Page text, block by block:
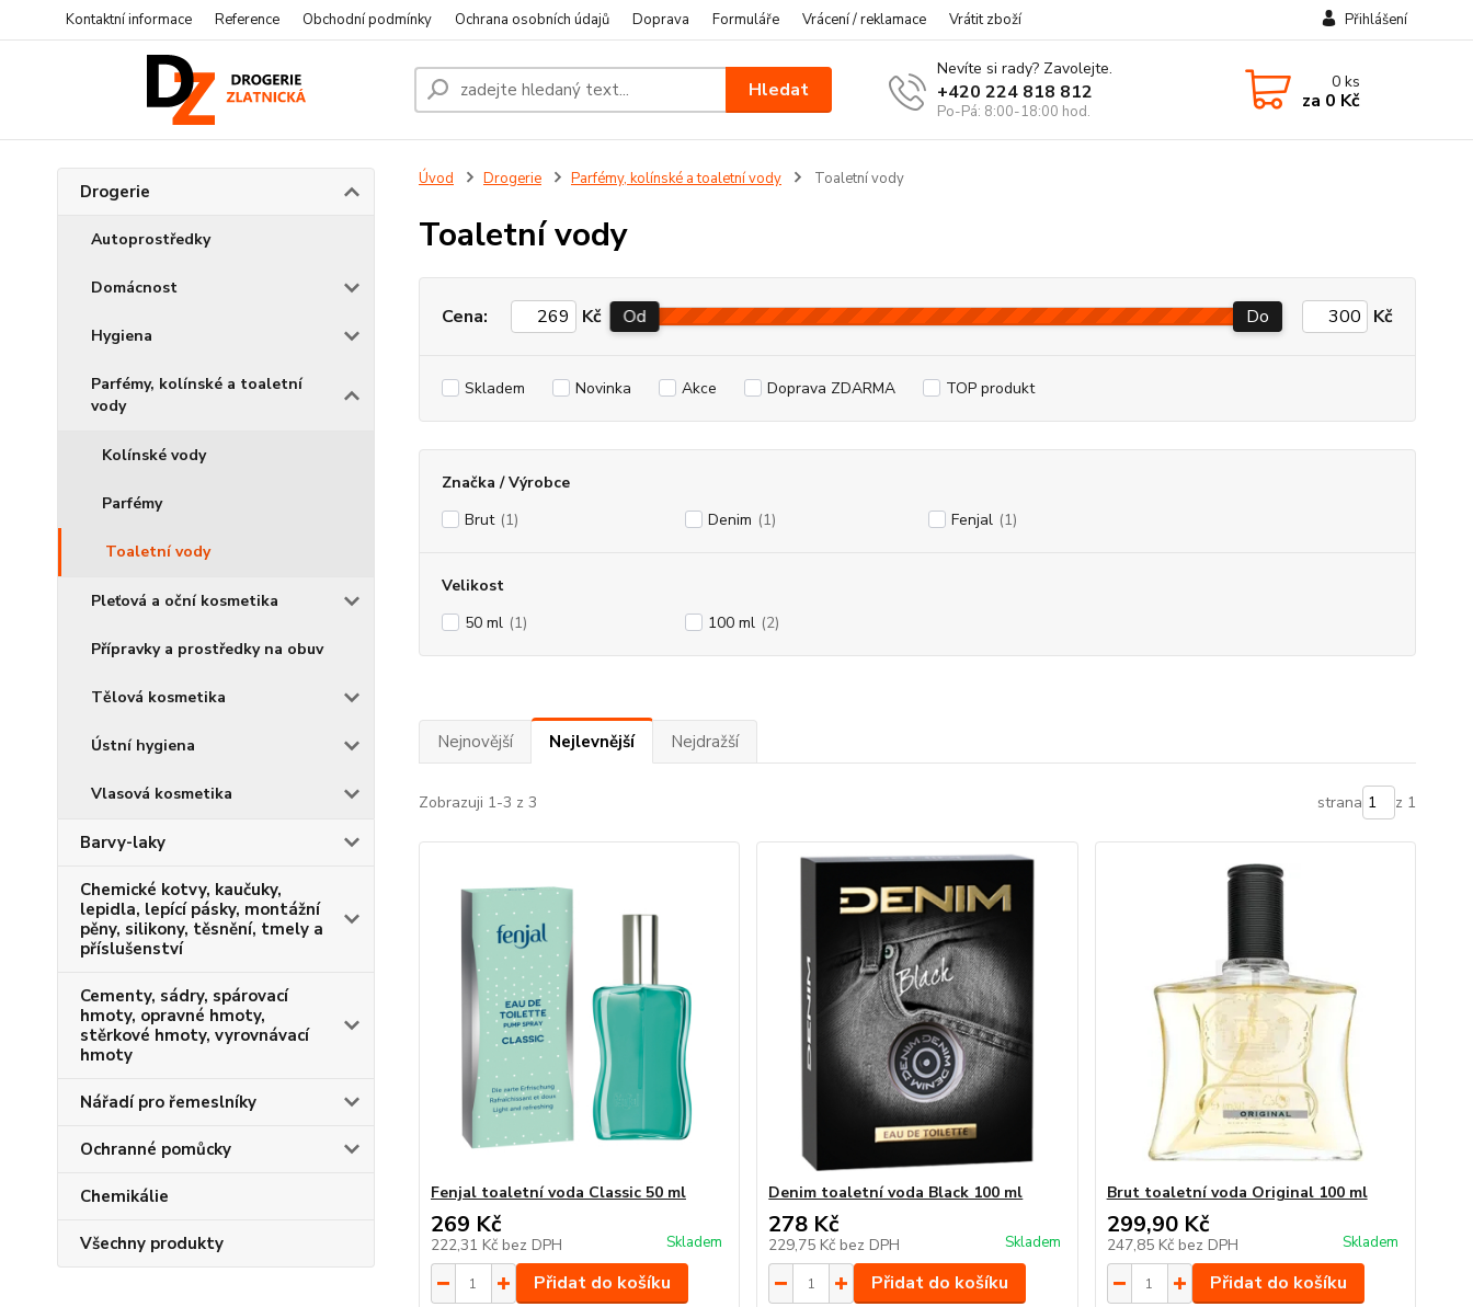
Kontaktní informace Reference Obchodní podmínky Ochrana osobních údajů Doprava Formuláře Vrácení / reklamace Vrátit zboží Přihlášení
Hledat
Nevíte si rady? Zavolejte.
+420 224 818 812
Po-Pá: 8:00-18:00 hod.
0ks
za 0 Kč
Drogerie
Autoprostředky
Domácnost
Hygiena
Parfémy, kolínské a toaletní
vody
Kolínské vody
Parfémy
Toaletní vody
Pleťová a oční kosmetika
Přípravky a prostředky na obuv
Tělová kosmetika
Ústní hygiena
Vlasová kosmetika
Barvy-laky
Chemické kotvy, kaučuky,
lepidla, lepící pásky, montážní
pěny, silikony, těsnění, tmely a
příslušenství
Cementy, sádry, spárovací
hmoty, opravné hmoty,
stěrkové hmoty, vyrovnávací
hmoty
Nářadí pro řemeslníky
Ochranné pomůcky
Chemikálie
Všechny produkty
Úvod Drogerie Parfémy, kolínské a toaletní vody Toaletní vody
Toaletní vody
Cena: Kč Od Do Kč
Skladem Novinka Akce Doprava ZDARMA TOP produkt
Značka / Výrobce
Brut (1) Denim (1) Fenjal (1)
Velikost
50 ml (1) 100 ml (2)
Nejnovější Nejlevnější Nejdražší
Zobrazuji 1-3 z 3 strana z 1
Fenjal toaletní voda Classic 50 ml
269 Kč
222,31 Kč bez DPH Skladem
Přidat do košíku
Denim toaletní voda Black 100 ml
278 Kč
229,75 Kč bez DPH Skladem
Přidat do košíku
Brut toaletní voda Original 100 ml
299,90 Kč
247,85 Kč bez DPH Skladem
Přidat do košíku